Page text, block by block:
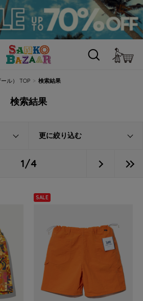
ル） TOP 検索結果
検索結果
更に絞り込む
1/4
SALE